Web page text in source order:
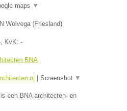
maps ▼
Wolvega(Friesland)
, KvK: -
BNA
Screenshot ▼
een BNA architecten- en